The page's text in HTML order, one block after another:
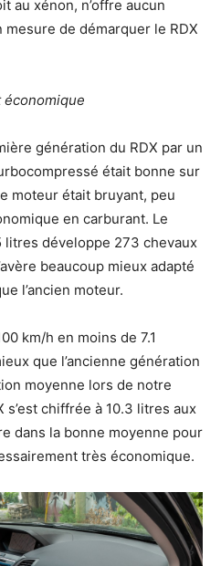
au xénon, n’offre aucun
de démarquer le RDX
génération du RDX par un
était bonne sur
moteur était bruyant, peu
en carburant. Le
litres développe 273 chevaux
beaucoup mieux adapté
l’ancien moteur.
km/h en moins de 7.1
que l’ancienne génération
moyenne lors de notre
chiffrée à 10.3 litres aux
dans la bonne moyenne pour
très économique.